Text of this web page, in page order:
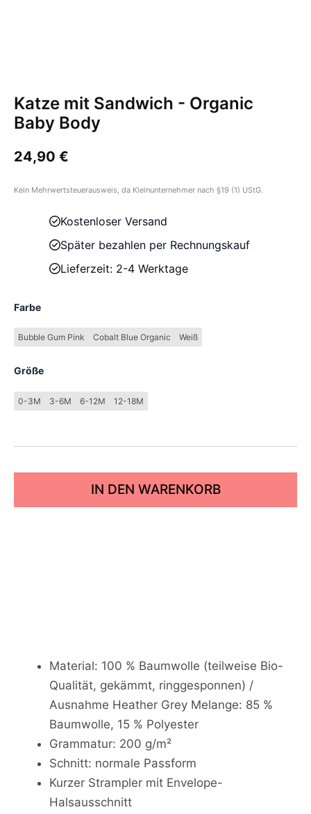
Katze mit Sandwich - Organic
Baby Body
24,90 €
Kein Mehrwertsteuerausweis, da Kleinunternehmer nach §19 (1) UStG.
Kostenloser Versand
Später bezahlen per Rechnungskauf
Lieferzeit: 2-4 Werktage
Farbe
Bubble Gum Pink Cobalt Blue Organic Weiß
Größe
0-3M 3-6M 6-12M 12-18M
IN DEN WARENKORB
Material: 100 % Baumwolle (teilweise Bio-
Qualität, gekämmt, ringgesponnen) /
Ausnahme Heather Grey Melange: 85 %
Baumwolle, 15 % Polyester
Grammatur: 200 g/m²
Schnitt: normale Passform
Kurzer Strampler mit Envelope-
Halsausschnitt